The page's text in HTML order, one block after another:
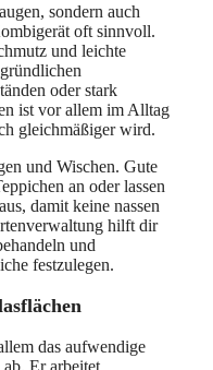
sondern auch
oft sinnvoll.
und leichte
oder stark
ist vor allem im Alltag
gleichmäßiger wird.
und Wischen. Gute
an oder lassen
damit keine nassen
hilft dir
und
festzulegen.
das aufwendige
Er arbeitet